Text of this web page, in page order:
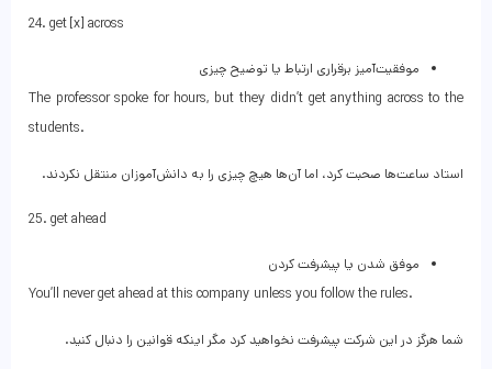
24. get [x] across
موفقیت‌آمیز برقراری ارتباط یا توضیح چیزی
The professor spoke for hours, but they didn’t get anything across to the
students.
استاد ساعت‌ها صحبت کرد، اما آن‌ها هیچ چیزی را به دانش‌آموزان منتقل نکردند.
25. get ahead
موفق شدن یا پیشرفت کردن
You’ll never get ahead at this company unless you follow the rules.
شما هرگز در این شرکت پیشرفت نخواهید کرد مگر اینکه قوانین را دنبال کنید.